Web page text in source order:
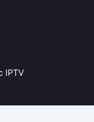
IPTV